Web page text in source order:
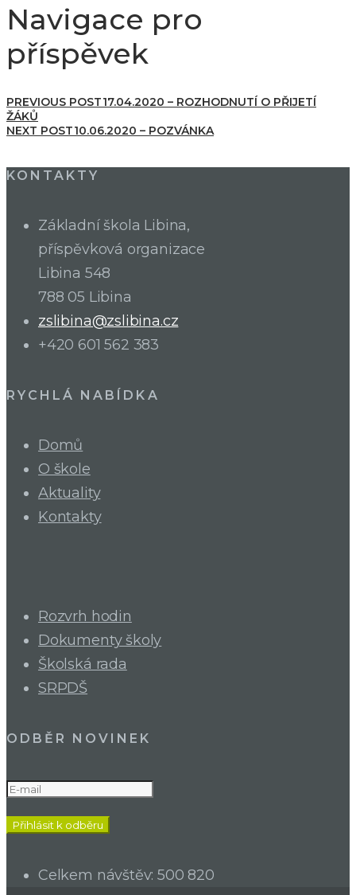
Navigace pro
příspěvek
PREVIOUS POST17.04.2020 – ROZHODNUTÍ O PŘIJETÍ
ŽÁKŮ
NEXT POST10.06.2020 – POZVÁNKA
KONTAKTY
Základní škola Libina,
příspěvková organizace
Libina 548
788 05 Libina
zslibina@zslibina.cz
+420 601 562 383
RYCHLÁ NABÍDKA
Domů
O škole
Aktuality
Kontakty
Rozvrh hodin
Dokumenty školy
Školská rada
SRPDŠ
ODBĚR NOVINEK
Celkem návštěv:500 820